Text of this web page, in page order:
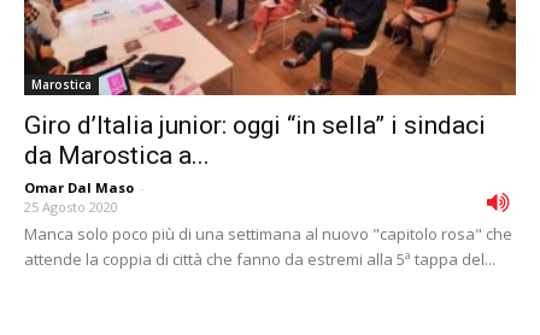
Marostica
Giro d’Italia junior: oggi “in sella” i sindaci
da Marostica a...
Omar Dal Maso -
25 Agosto 2020
Manca solo poco più di una settimana al nuovo "capitolo rosa" che
attende la coppia di città che fanno da estremi alla 5ª tappa del...